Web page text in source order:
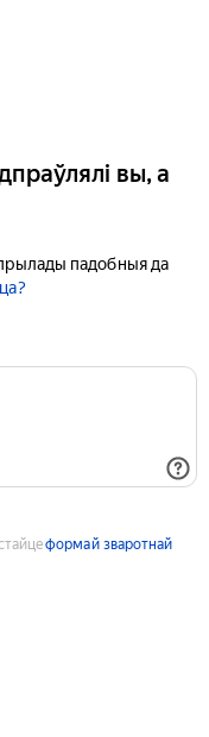
вы, а
падобныя да
формай зваротнай